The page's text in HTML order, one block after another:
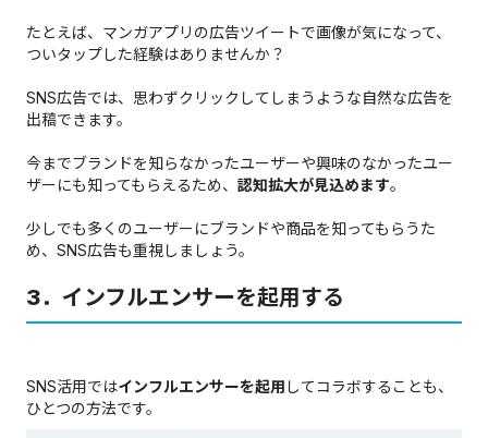
たとえば、マンガアプリの広告ツイートで画像が気になって、
ついタップした経験はありませんか？
SNS広告では、思わずクリックしてしまうような自然な広告を
出稿できます。
今までブランドを知らなかったユーザーや興味のなかったユー
ザーにも知ってもらえるため、 認知拡大が見込めます。
少しでも多くのユーザーにブランドや商品を知ってもらうた
め、SNS広告も重視しましょう。
3．インフルエンサーを起用する
SNS活用ではインフルエンサーを起用 してコラボすることも、
ひとつの方法です。